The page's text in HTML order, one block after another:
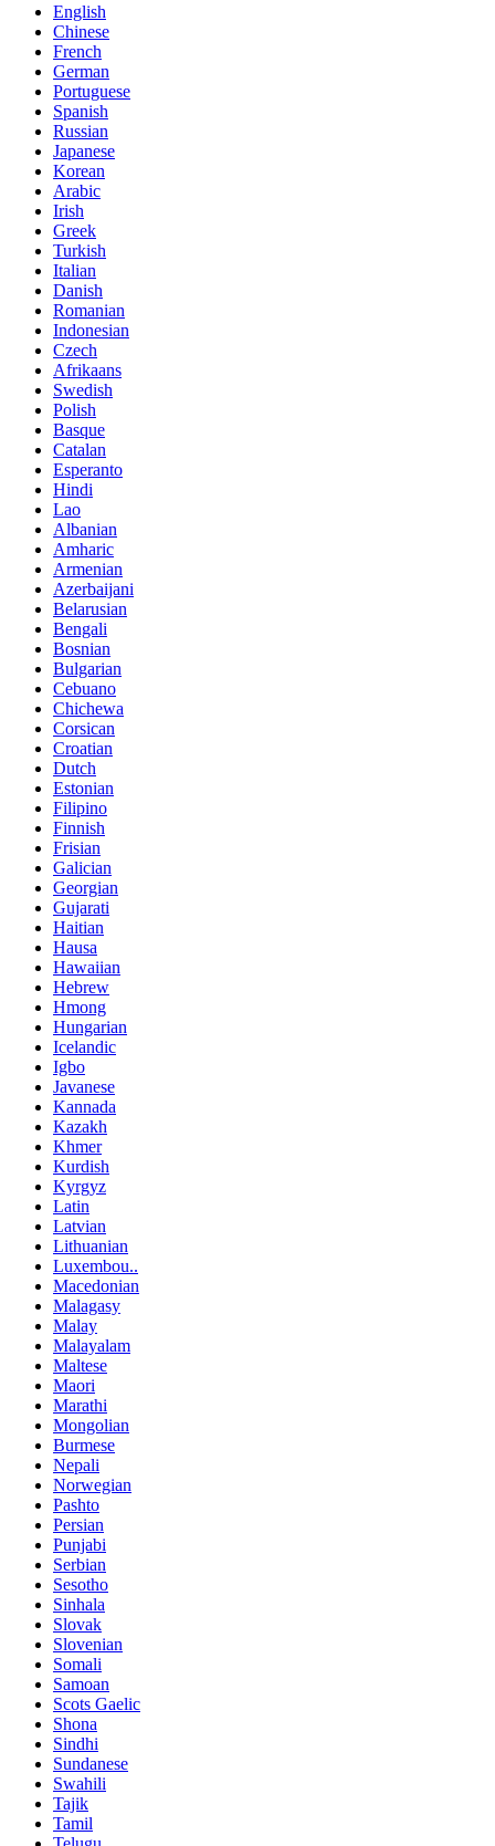
English
Chinese
French
German
Portuguese
Spanish
Russian
Japanese
Korean
Arabic
Irish
Greek
Turkish
Italian
Danish
Romanian
Indonesian
Czech
Afrikaans
Swedish
Polish
Basque
Catalan
Esperanto
Hindi
Lao
Albanian
Amharic
Armenian
Azerbaijani
Belarusian
Bengali
Bosnian
Bulgarian
Cebuano
Chichewa
Corsican
Croatian
Dutch
Estonian
Filipino
Finnish
Frisian
Galician
Georgian
Gujarati
Haitian
Hausa
Hawaiian
Hebrew
Hmong
Hungarian
Icelandic
Igbo
Javanese
Kannada
Kazakh
Khmer
Kurdish
Kyrgyz
Latin
Latvian
Lithuanian
Luxembou..
Macedonian
Malagasy
Malay
Malayalam
Maltese
Maori
Marathi
Mongolian
Burmese
Nepali
Norwegian
Pashto
Persian
Punjabi
Serbian
Sesotho
Sinhala
Slovak
Slovenian
Somali
Samoan
Scots Gaelic
Shona
Sindhi
Sundanese
Swahili
Tajik
Tamil